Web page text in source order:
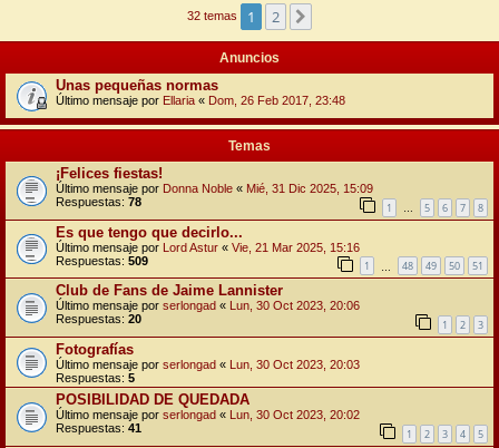
32 temas 1 2
Anuncios
Unas pequeñas normas
Último mensaje por Ellaria « Dom, 26 Feb 2017, 23:48
Temas
¡Felices fiestas!
Último mensaje por Donna Noble « Mié, 31 Dic 2025, 15:09
Respuestas: 78 1 … 5 6 7 8
Es que tengo que decirlo...
Último mensaje por Lord Astur « Vie, 21 Mar 2025, 15:16
Respuestas: 509 1 48 49 50 51
Club de Fans de Jaime Lannister
Último mensaje por serlongad «
Lun, 30 Oct 2023, 20:06
Respuestas: 20 1 2 3
Fotografías
Último mensaje por serlongad « Lun, 30 Oct 2023, 20:03
Respuestas: 5
POSIBILIDAD DE QUEDADA
Último mensaje por serlongad « Lun, 30 Oct 2023, 20:02
Respuestas: 41 1 2 3 4 5